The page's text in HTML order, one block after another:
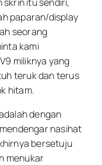
paparan/display
seorang
kami
miliknya yang
teruk dan terus
hitam.
dengan
nasihat
bersetuju
menukar